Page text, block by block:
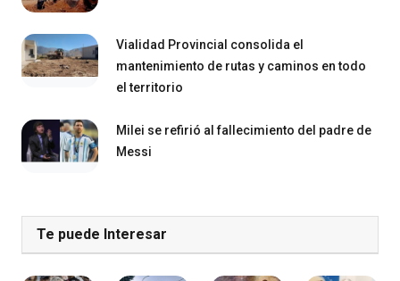
Vialidad Provincial consolida el
mantenimiento de rutas y caminos en todo
el territorio
Milei se refirió al fallecimiento del padre de
Messi
Te puede Interesar